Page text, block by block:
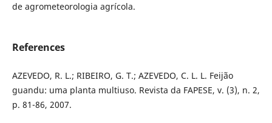
de agrometeorologia agrícola.
References
AZEVEDO, R. L.; RIBEIRO, G. T.; AZEVEDO, C. L. L. Feijão
guandu: uma planta multiuso. Revista da FAPESE, v. (3), n. 2,
p. 81-86, 2007.